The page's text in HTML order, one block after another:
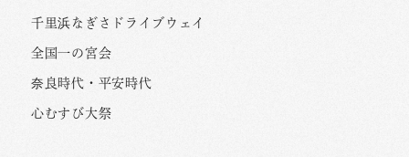
千里浜なぎさドライブウェイ
全国一の宮会
奈良時代・平安時代
心むすび大祭